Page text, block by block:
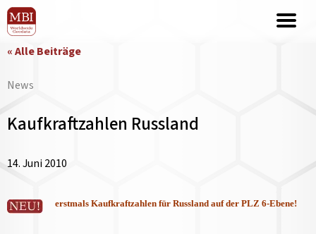
« Alle Beiträge
News
Kaufkraftzahlen Russland
14. Juni 2010
erstmals Kaufkraftzahlen für Russland auf der PLZ 6-Ebene!